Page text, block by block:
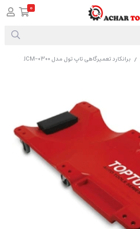
/ برانکارد تعمیرگاهی تاپ تول مدل JCM-0300
0